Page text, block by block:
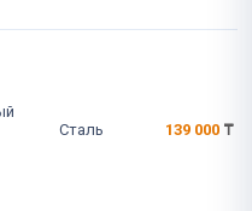
Сталь 139 000 ₸